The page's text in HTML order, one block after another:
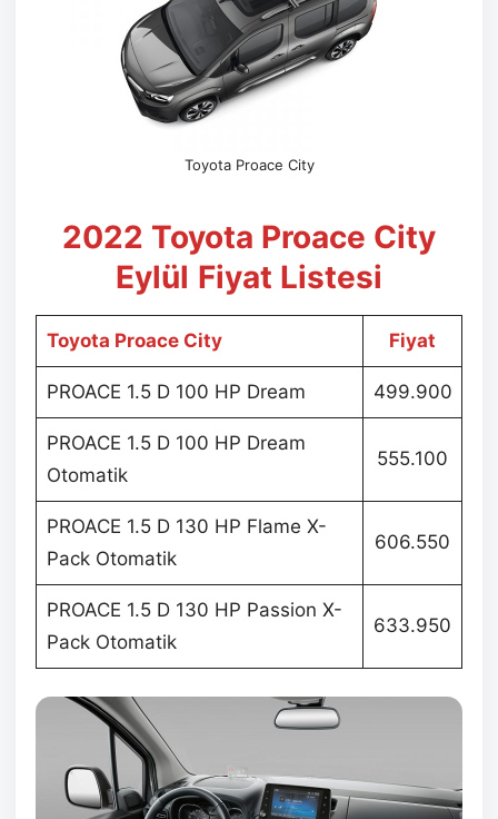
Toyota Proace City
2022 Toyota Proace City
Eylül Fiyat Listesi
Toyota Proace City Fiyat
PROACE 1.5 D 100 HP Dream 499.900
PROACE 1.5 D 100 HP Dream
Otomatik
555.100
PROACE 1.5 D 130 HP Flame X-
Pack Otomatik
606.550
PROACE 1.5 D 130 HP Passion X-
Pack Otomatik
633.950